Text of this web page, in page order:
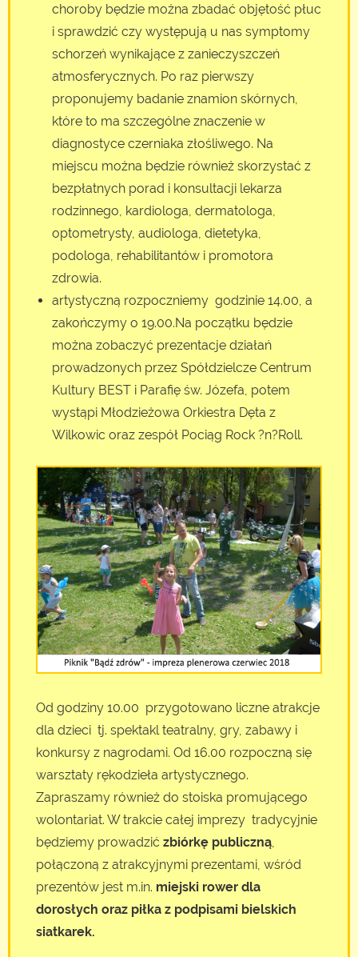
choroby będzie można zbadać objętość płuc
i sprawdzić czy występują u nas symptomy
schorzeń wynikające z zanieczyszczeń
atmosferycznych. Po raz pierwszy
proponujemy badanie znamion skórnych,
które to ma szczególne znaczenie w
diagnostyce czerniaka złośliwego. Na
miejscu można będzie również skorzystać z
bezpłatnych porad i konsultacji lekarza
rodzinnego, kardiologa, dermatologa,
optometrysty, audiologa, dietetyka,
podologa, rehabilitantów i promotora
zdrowia.
artystyczną rozpoczniemy godzinie 14.00, a
zakończymy o 19.00.Na początku będzie
można zobaczyć prezentacje działań
prowadzonych przez Spółdzielcze Centrum
Kultury BEST i Parafię św. Józefa, potem
wystąpi Młodzieżowa Orkiestra Dęta z
Wilkowic oraz zespół Pociąg Rock ?n?Roll.
Od godziny 10.00 przygotowano liczne atrakcje
dla dzieci tj. spektakl teatralny, gry, zabawy i
konkursy z nagrodami. Od 16.00 rozpoczną się
warsztaty rękodzieła artystycznego.
Zapraszamy również do stoiska promującego
wolontariat. W trakcie całej imprezy tradycyjnie
będziemy prowadzić zbiórkę publiczną
połączoną z atrakcyjnymi prezentami, wśród
prezentów jest m.in. miejski rower dla
dorosłych oraz piłka z podpisami bielskich
siatkarek.